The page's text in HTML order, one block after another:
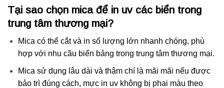
Tại sao chọn mica để in uv các biển trong
trung tâm thương mại?
Mica có thể cắt và in số lượng lớn nhanh chóng, phù
hợp với nhu cầu biển bảng trong trung tâm thương mại.
Mica sử dụng lâu dài và thậm chí là mãi mãi nếu được
bảo trì đúng cách, mực in uv không bị phai màu theo